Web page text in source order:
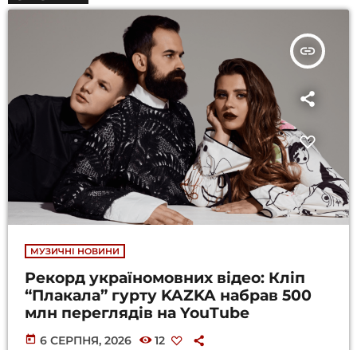
insert_link
МУЗИЧНІ НОВИНИ
Рекорд україномовних відео: Кліп
“Плакала” гурту KAZKA набрав 500
млн переглядів на YouTube
today 6 СЕРПНЯ, 2026 12